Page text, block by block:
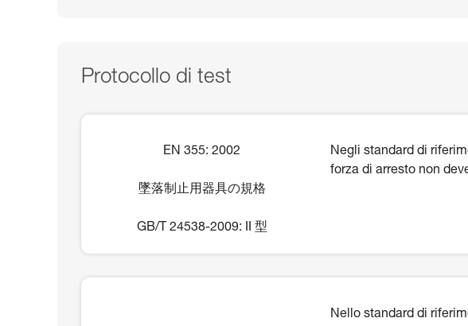
Protocollo di test
EN 355: 2002
墜落制止用器具の規格
GB/T 24538-2009: II 型
Negli standard di
forza di arresto non
Nello standard di